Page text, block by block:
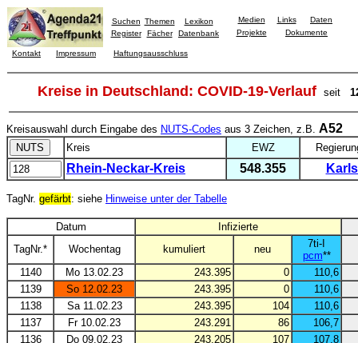
Suchen Themen
Lexikon
Register
Fächer Datenbank
Medien Links
Daten
Projekte
Dokumente
Kontakt Impressum Haftungsausschluss
Kreise in Deutschland: COVID-19-Verlauf seit
Kreisauswahl durch Eingabe des NUTS-Codes aus 3 Zeichen, z.B. A52
Kreis EWZ
Rhein-Neckar-Kreis 548.355
TagNr. gefärbt: siehe Hinweise unter der Tabelle
Datum
Infizierte
TagNr.*
Wochentag kumuliert neu
7ti-I
pcm**
1140
Mo 13.02.23 243.395 0
110,6
1139
So 12.02.23 243.395 0
110,6
1138
Sa 11.02.23 243.395 104
110,6
1137
Fr 10.02.23 243.291 86
106,7
1136
Do 09.02.23 243.205 107
107,8